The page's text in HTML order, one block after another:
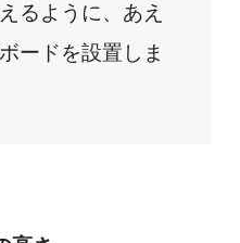
るように、あえ
ードを設置しま